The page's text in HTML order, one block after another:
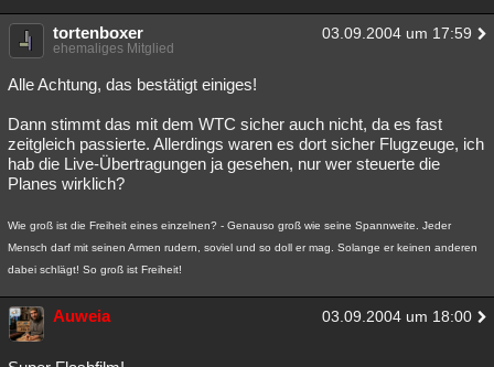
tortenboxer 03.09.2004 um 17:59
ehemaliges Mitglied
Alle Achtung, das bestätigt einiges!
Dann stimmt das mit dem WTC sicher auch nicht, da es fast
zeitgleich passierte. Allerdings waren es dort sicher Flugzeuge, ich
hab die Live-Übertragungen ja gesehen, nur wer steuerte die
Planes wirklich?
Wie groß ist die Freiheit eines einzelnen? - Genauso groß wie seine Spannweite. Jeder
Mensch darf mit seinen Armen rudern, soviel und so doll er mag. Solange er keinen anderen
dabei schlägt! So groß ist Freiheit!
Auweia 03.09.2004 um 18:00